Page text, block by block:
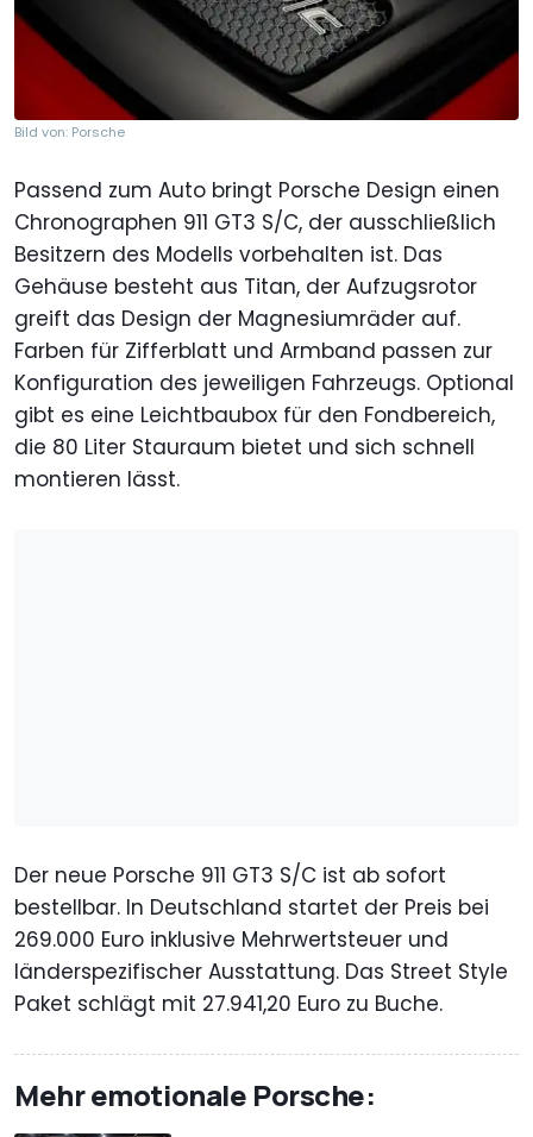
Bild von: Porsche
Passend zum Auto bringt Porsche Design einen
Chronographen 911 GT3 S/C, der ausschließlich
Besitzern des Modells vorbehalten ist. Das
Gehäuse besteht aus Titan, der Aufzugsrotor
greift das Design der Magnesiumräder auf.
Farben für Zifferblatt und Armband passen zur
Konfiguration des jeweiligen Fahrzeugs. Optional
gibt es eine Leichtbaubox für den Fondbereich,
die 80 Liter Stauraum bietet und sich schnell
montieren lässt.
Der neue Porsche 911 GT3 S/C ist ab sofort
bestellbar. In Deutschland startet der Preis bei
269.000 Euro inklusive Mehrwertsteuer und
länderspezifischer Ausstattung. Das Street Style
Paket schlägt mit 27.941,20 Euro zu Buche.
Mehr emotionale Porsche: